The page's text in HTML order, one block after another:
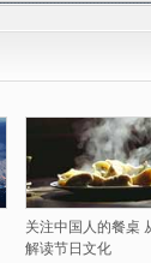
关注中国人的餐桌
解读节日文化